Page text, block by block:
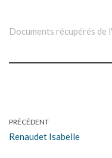
Severiano Rojo
Severiano Rojo
Documents récupérés de
PRÉCÉDENT
Renaudet Isabelle